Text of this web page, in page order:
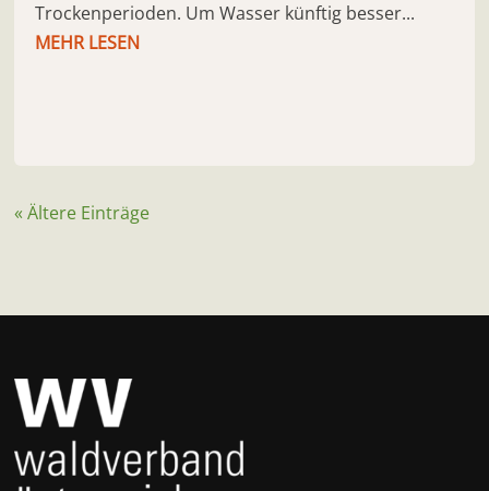
Trockenperioden. Um Wasser künftig besser...
MEHR LESEN
« Ältere Einträge